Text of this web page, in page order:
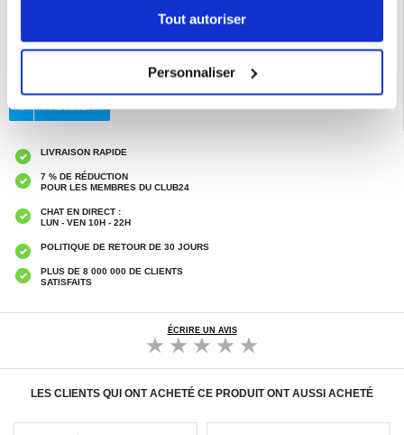
Tout autoriser
Personnaliser
Catégories associées:Honor Pad X8a Coque & Accessoires
LIVRAISON RAPIDE
7 % DE RÉDUCTION
POUR LES MEMBRES DU CLUB24
CHAT EN DIRECT :
LUN - VEN 10H - 22H
POLITIQUE DE RETOUR DE 30 JOURS
PLUS DE 8 000 000 DE CLIENTS
SATISFAITS
ÉCRIRE UN AVIS
LES CLIENTS QUI ONT ACHETÉ CE PRODUIT ONT AUSSI ACHETÉ